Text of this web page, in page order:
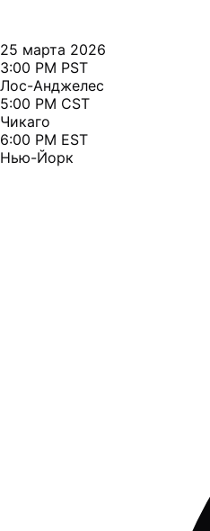
25 марта 2026
3:00 PM PST
Лос-Анджелес
5:00 PM CST
Чикаго
6:00 PM EST
Нью-Йорк